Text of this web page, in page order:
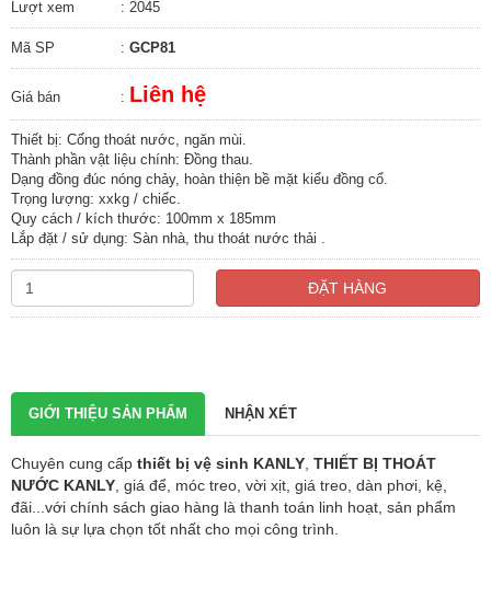
Lượt xem : 2045
Mã SP : GCP81
Giá bán : Liên hệ
Thiết bị: Cống thoát nước, ngăn mùi.
Thành phần vật liệu chính: Đồng thau.
Dạng đồng đúc nóng chảy, hoàn thiện bề mặt kiểu đồng cổ.
Trọng lượng: xxkg / chiếc.
Quy cách / kích thước: 100mm x 185mm
Lắp đặt / sử dụng: Sàn nhà, thu thoát nước thải .
ĐẶT HÀNG
GIỚI THIỆU SẢN PHẨM NHẬN XÉT
Chuyên cung cấp thiết bị vệ sinh KANLY, THIẾT BỊ THOÁT
NƯỚC KANLY, giá để, móc treo, vời xịt, giá treo, dàn phơi, kệ,
đãi...với chính sách giao hàng là thanh toán linh hoạt, sản phẩm
luôn là sự lựa chọn tốt nhất cho mọi công trình.